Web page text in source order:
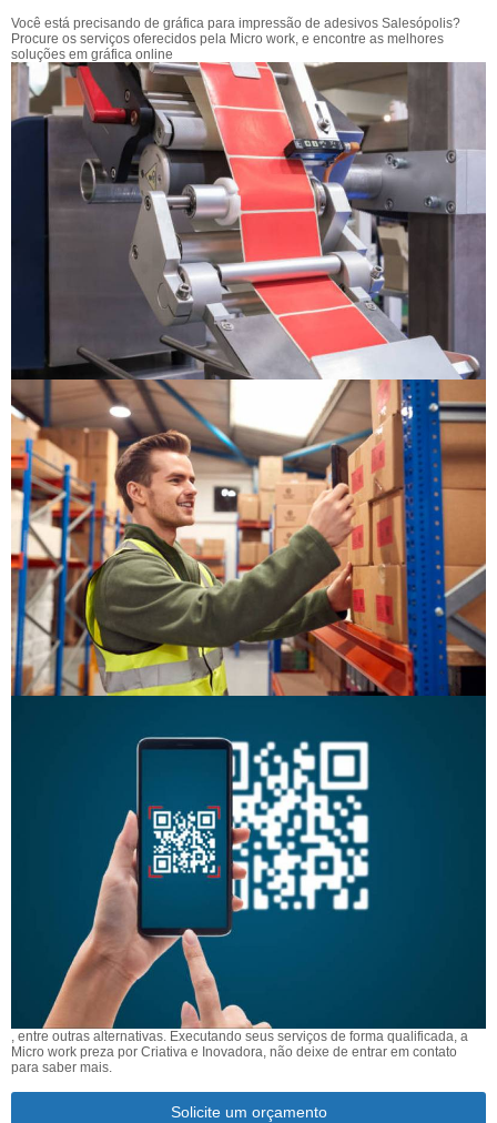
Você está precisando de gráfica para impressão de adesivos Salesópolis?
Procure os serviços oferecidos pela Micro work, e encontre as melhores
soluções em gráfica online
, entre outras alternativas. Executando seus serviços de forma qualificada, a
Micro work preza por Criativa e Inovadora, não deixe de entrar em contato
para saber mais.
Solicite um orçamento